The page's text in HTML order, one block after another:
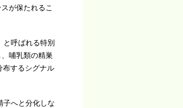
が保たれるこ
呼ばれる特別
哺乳類の精巣
布するシグナル
子へと分化しな